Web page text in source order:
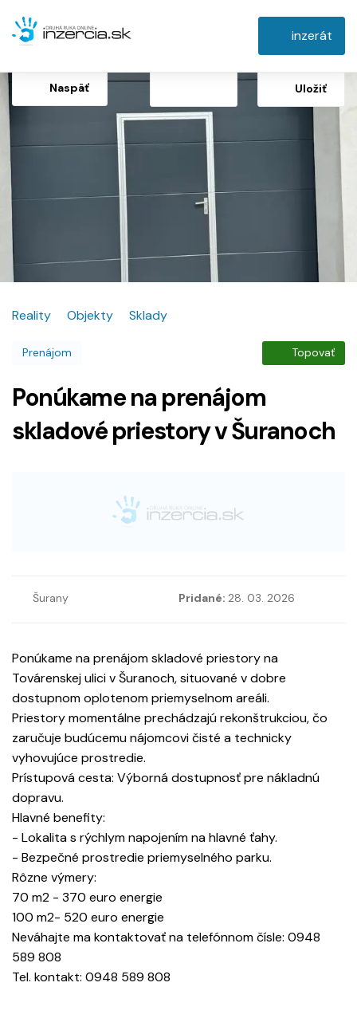
inzerát
Naspäť Uložiť
Reality Objekty Sklady
Prenájom Topovať
Ponúkame na prenájom
skladové priestory v Šuranoch
Šurany Pridané: 28. 03. 2026
Ponúkame na prenájom skladové priestory na
Továrenskej ulici v Šuranoch, situované v dobre
dostupnom oplotenom priemyselnom areáli.
Priestory momentálne prechádzajú rekonštrukciou, čo
zaručuje budúcemu nájomcovi čisté a technicky
vyhovujúce prostredie.
Prístupová cesta: Výborná dostupnosť pre nákladnú
dopravu.
Hlavné benefity:
- Lokalita s rýchlym napojením na hlavné ťahy.
- Bezpečné prostredie priemyselného parku.
Rôzne výmery:
70 m2 - 370 euro energie
100 m2- 520 euro energie
Neváhajte ma kontaktovať na telefónnom čísle: 0948
589 808
Tel. kontakt: 0948 589 808